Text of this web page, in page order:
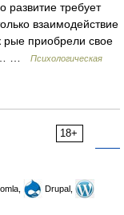
требует
взаимодействие
приобрели свое
…
Психологическая
18+
Drupal,